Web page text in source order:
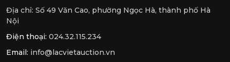
Địa chỉ: Số 49 Văn Cao, phường Ngọc Hà, thành phố Hà
Nội
Điện thoại: 024.32.115.234
Email: info@lacvietauction.vn